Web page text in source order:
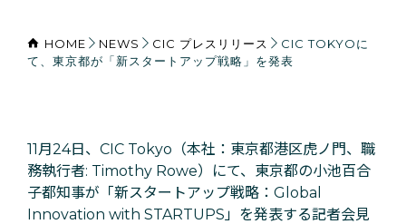
HOME NEWS CIC プレスリリース
CIC TOKYOに
て、東京都が「新スタートアップ戦略」を発表
11月24日、CIC Tokyo（本社：東京都港区虎ノ門、職
務執行者: Timothy Rowe）にて、東京都の小池百合
子都知事が「新スタートアップ戦略：Global
Innovation with STARTUPS」を発表する記者会見